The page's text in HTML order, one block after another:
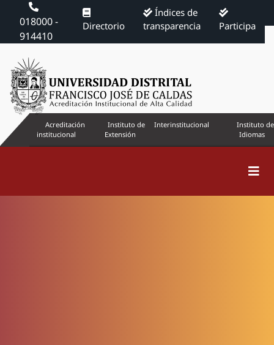
018000 -
914410
Directorio
Índices de
transparencia
Participa
Acreditación
institucional
Instituto de
Extensión
Interinstitucional
Instituto de
Idiomas